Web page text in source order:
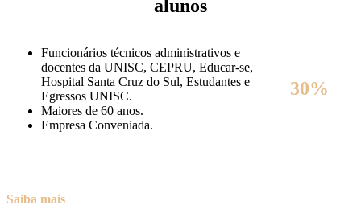
alunos
Funcionários técnicos administrativos e
docentes da UNISC, CEPRU, Educar-se,
Hospital Santa Cruz do Sul, Estudantes e
Egressos UNISC.
Maiores de 60 anos.
Empresa Conveniada.
30%
Saiba mais